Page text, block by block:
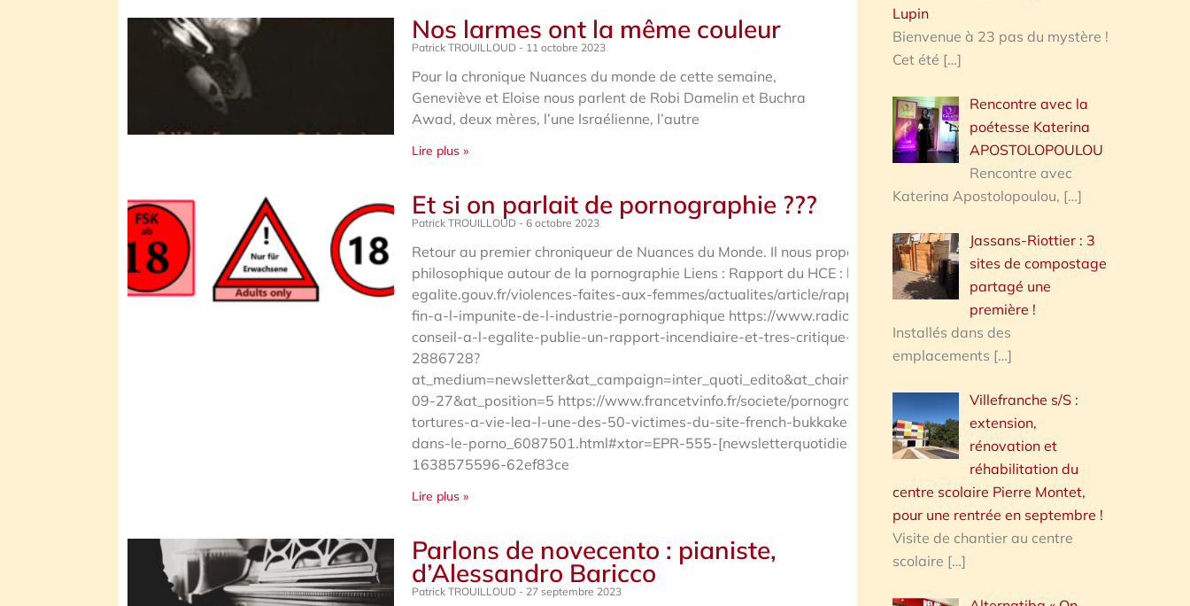
Nos larmes ont la même couleur
Patrick TROUILLOUD 11 octobre 2023
Pour la chronique Nuances du monde de cette semaine,
Geneviève et Eloise nous parlent de Robi Damelin et Buchra
Awad, deux mères, l’une Israélienne, l’autre
Lire plus »
Et si on parlait de pornographie ???
Patrick TROUILLOUD 6 octobre 2023
Retour au premier chroniqueur de Nuances du Monde. Il nous propose un débat juridico-
philosophique autour de la pornographie Liens : Rapport du HCE : https://www.haut-conseil-
egalite.gouv.fr/violences-faites-aux-femmes/actualites/article/rapport-pornocriminalite-mettons-
fin-a-l-impunite-de-l-industrie-pornographique https://www.radiofrance.fr/franceinter/le-haut-
conseil-a-l-egalite-publie-un-rapport-incendiaire-et-tres-critique-sur-la-pornographie-
2886728?
at_medium=newsletter&at_campaign=inter_quoti_edito&at_chaine=france_inter&at_date=2023-
09-27&at_position=5 https://www.francetvinfo.fr/societe/pornographie/temoignage-des-
tortures-a-vie-lea-l-une-des-50-victimes-du-site-french-bukkake-se-confie-sur-la-violence-
dans-le-porno_6087501.html#xtor=EPR-555-[newsletterquotidienne]-20230928&pid=459386-
1638575596-62ef83ce
Lire plus »
Parlons de novecento : pianiste,
d’Alessandro Baricco
Patrick TROUILLOUD 27 septembre 2023
Lupin
Bienvenue à 23 pas du mystère !
Cet été […]
Rencontre avec la
poétesse Katerina
APOSTOLOPOULOU
Rencontre avec
Katerina Apostolopoulou, […]
Jassans-Riottier : 3
sites de compostage
partagé une
première !
Installés dans des
emplacements […]
Villefranche s/S :
extension,
rénovation et
réhabilitation du
centre scolaire Pierre Montet,
pour une rentrée en septembre !
Visite de chantier au centre
scolaire […]